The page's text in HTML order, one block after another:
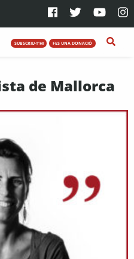
SUBSCRIU-T'HI FES UNA DONACIÓ
de Mallorca